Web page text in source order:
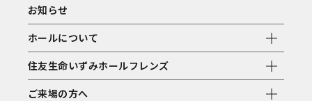
お知らせ
ホールについて
住友生命いずみホールフレンズ
ご来場の方へ